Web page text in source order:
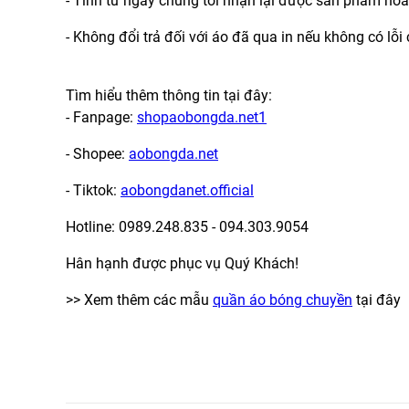
- Không đổi trả đối với áo đã qua in nếu không có lỗi
Tìm hiểu thêm thông tin tại đây:
- Fanpage: shopaobongda.net1
- Shopee: aobongda.net
- Tiktok: aobongdanet.official
Hotline: 0989.248.835 - 094.303.9054
Hân hạnh được phục vụ Quý Khách!
>> Xem thêm các mẫu quần áo bóng chuyền tại đây